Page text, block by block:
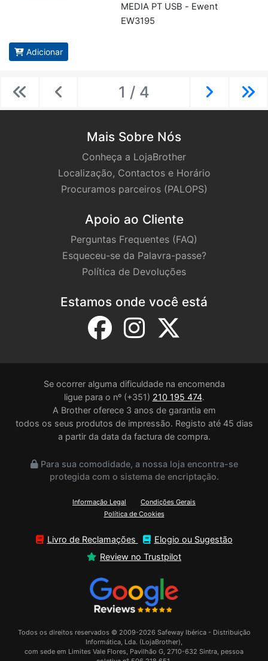
MEDIA PT USB - Ewent
EW3195
Adicionar
PreviousPrevious 1 / 4 Next
Mais Sobre Nós
Conheça a LojaBrother
Localização, Contactos e Horário
Procuramos parceiros (PALOPS)
Apoio ao Cliente
Perguntas Frequentes (FAQ)
Esqueceu-se da Palavra-passe?
Política de Devoluções
Estamos onde você está
Se ocorrer alguma dificuldade na encomenda
ligue para o nº (+351) 210 195 474.
A Brother oferece 3 anos de garantia em
todos os seus produtos de impressão. Registo até 45 dias
a partir da data da factura de compra.
Para sua comodidade, a nossa loja encontra-se
protegida com o sistema de encriptação.
Informação Legal
Condições Gerais
Política de Cookies
Livro de Reclamações
Elogio ou Sugestão
Review no Trustpilot
Todos os direitos reservados © 2009-2026 Safeway Ibérica - Distribuição
Informática, Lda. (LojaBrother),
com sede em Limites Vale Flores, Pavilhão G, 2710-632 Sintra, pessoa